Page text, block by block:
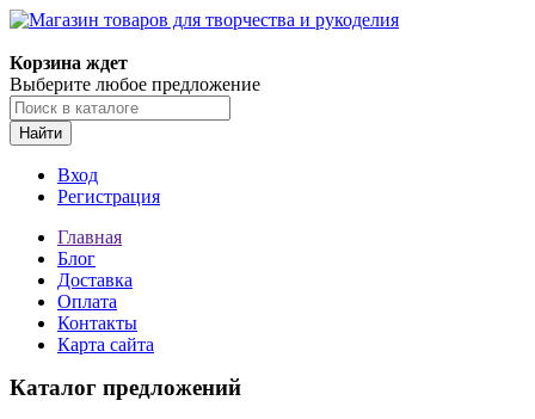
Корзина ждет
Выберите любое предложение
Найти
Вход
Регистрация
Главная
Блог
Доставка
Оплата
Контакты
Карта сайта
Каталог предложений